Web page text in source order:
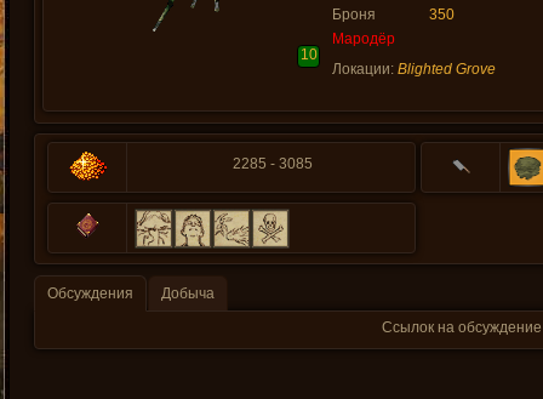
10
Броня
350
Мародёр
Локации: Blighted Grove
2285 - 3085
Обсуждения
Добыча
Ссылок на